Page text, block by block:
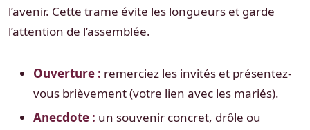
l’avenir. Cette trame évite les longueurs et garde
l’attention de l’assemblée.
Ouverture : remerciez les invités et présentez-
vous brièvement (votre lien avec les mariés).
Anecdote : un souvenir concret, drôle ou